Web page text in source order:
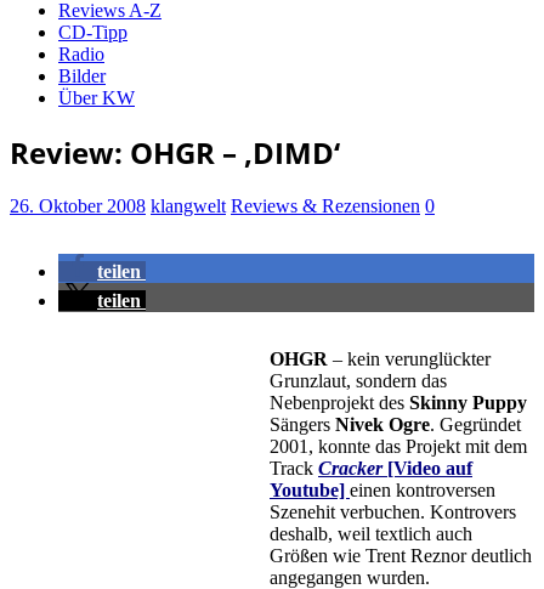
Reviews A-Z
CD-Tipp
Radio
Bilder
Über KW
Review: OHGR – ‚DIMD‘
26. Oktober 2008 klangwelt Reviews & Rezensionen 0
teilen
teilen
OHGR – kein verunglückter
Grunzlaut, sondern das
Nebenprojekt des Skinny Puppy
Sängers Nivek Ogre. Gegründet
2001, konnte das Projekt mit dem
Track Cracker[Video auf
Youtube] einen kontroversen
Szenehit verbuchen. Kontrovers
deshalb, weil textlich auch
Größen wie Trent Reznor deutlich
angegangen wurden.